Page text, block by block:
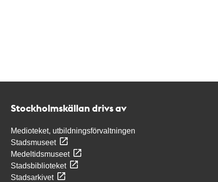
Stockholmskällan drivs av
Medioteket, utbildningsförvaltningen
Stadsmuseet
Medeltidsmuseet
Stadsbiblioteket
Stadsarkivet